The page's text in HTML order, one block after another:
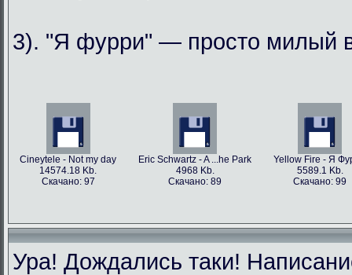
3). "Я фурри" — просто милый
Cineytele - Not my day
14574.18 Kb.
Скачано: 97
Eric Schwartz - A ...he Park
4968 Kb.
Скачано: 89
Yellow Fire - Я
5589.1 Kb.
Скачано: 99
Ура! Дождались таки!